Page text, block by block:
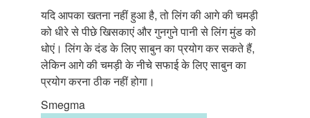
यदि आपका खतना नहीं हुआ है, तो लिंग की आगे की चमड़ी
को धीरे से पीछे खिसकाएं और गुनगुने पानी से लिंग मुंड को
धोएं। लिंग के दंड के लिए साबुन का प्रयोग कर सकते हैं,
लेकिन आगे की चमड़ी के नीचे सफाई के लिए साबुन का
प्रयोग करना ठीक नहीं होगा।
Smegma